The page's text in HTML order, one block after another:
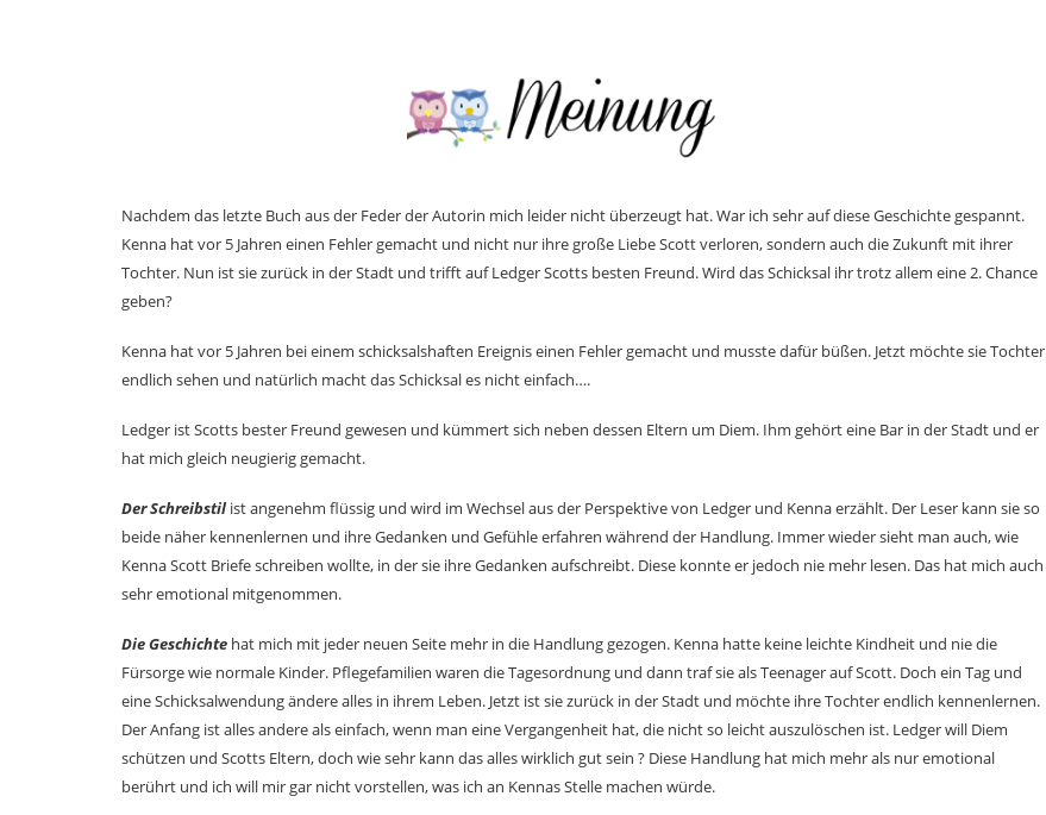
Nachdem das letzte Buch aus der Feder der Autorin mich leider nicht überzeugt hat. War ich sehr auf diese Geschichte gespannt.
Kenna hat vor 5 Jahren einen Fehler gemacht und nicht nur ihre große Liebe Scott verloren, sondern auch die Zukunft mit ihrer
Tochter. Nun ist sie zurück in der Stadt und trifft auf Ledger Scotts besten Freund. Wird das Schicksal ihr trotz allem eine 2. Chance
geben?
Kenna hat vor 5 Jahren bei einem schicksalshaften Ereignis einen Fehler gemacht und musste dafür büßen. Jetzt möchte sie Tochter
endlich sehen und natürlich macht das Schicksal es nicht einfach….
Ledger ist Scotts bester Freund gewesen und kümmert sich neben dessen Eltern um Diem. Ihm gehört eine Bar in der Stadt und er
hat mich gleich neugierig gemacht.
Der Schreibstil ist angenehm flüssig und wird im Wechsel aus der Perspektive von Ledger und Kenna erzählt. Der Leser kann sie so
beide näher kennenlernen und ihre Gedanken und Gefühle erfahren während der Handlung. Immer wieder sieht man auch, wie
Kenna Scott Briefe schreiben wollte, in der sie ihre Gedanken aufschreibt. Diese konnte er jedoch nie mehr lesen. Das hat mich auch
sehr emotional mitgenommen.
Die Geschichte hat mich mit jeder neuen Seite mehr in die Handlung gezogen. Kenna hatte keine leichte Kindheit und nie die
Fürsorge wie normale Kinder. Pflegefamilien waren die Tagesordnung und dann traf sie als Teenager auf Scott. Doch ein Tag und
eine Schicksalwendung ändere alles in ihrem Leben. Jetzt ist sie zurück in der Stadt und möchte ihre Tochter endlich kennenlernen.
Der Anfang ist alles andere als einfach, wenn man eine Vergangenheit hat, die nicht so leicht auszulöschen ist. Ledger will Diem
schützen und Scotts Eltern, doch wie sehr kann das alles wirklich gut sein ? Diese Handlung hat mich mehr als nur emotional
berührt und ich will mir gar nicht vorstellen, was ich an Kennas Stelle machen würde.